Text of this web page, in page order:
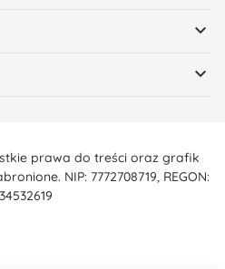


prawa do treści oraz grafik
NIP: 7772708719, REGON: